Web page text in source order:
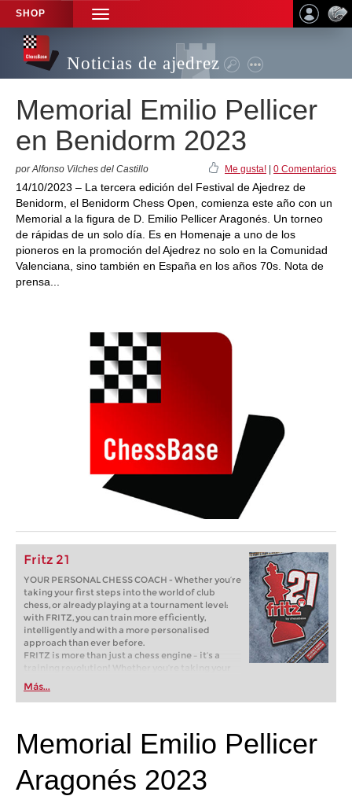
SHOP
TOGGLE
NAVIGATION
Noticias de ajedrez
Memorial Emilio Pellicer
en Benidorm 2023
por Alfonso Vilches del Castillo Me gusta! 0 Comentarios
14/10/2023 – La tercera edición del Festival de Ajedrez de
Benidorm, el Benidorm Chess Open, comienza este año con un
Memorial a la figura de D. Emilio Pellicer Aragonés. Un torneo
de rápidas de un solo día. Es en Homenaje a uno de los
pioneros en la promoción del Ajedrez no solo en la Comunidad
Valenciana, sino también en España en los años 70s. Nota de
prensa...
Fritz 21
YOUR PERSONAL CHESS COACH - Whether you’re
taking your first steps into the world of club
chess, or already playing at a tournament level:
with FRITZ, you can train more efficiently,
intelligently and with a more personalised
approach than ever before.
FRITZ is more than just a chess engine – it’s a
training revolution! Whether you’re taking your
first steps into the world of club chess, or already
playing at a tournament level: with FRITZ, you can
train more efficiently, intelligently and with a
Más...
Memorial Emilio Pellicer
Aragonés 2023